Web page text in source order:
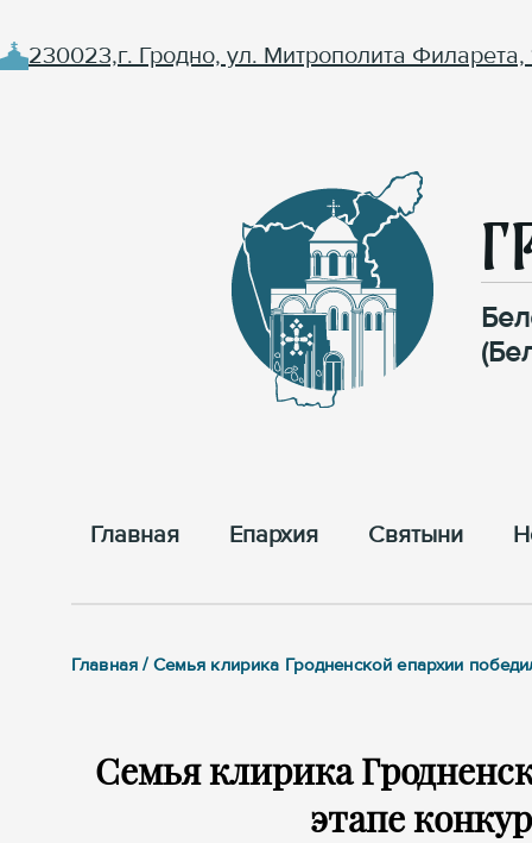
230023,г. Гродно, ул. Митрополита Филарета,
Главная Епархия Cвятыни
Главная / Семья клирика Гродненской епархии
Семья клирика
этапе